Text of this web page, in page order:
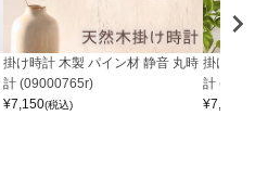
掛け時計 木製 パイン材 静音 丸時
計 (09000765r)
¥7,150(税込)
掛け時
計
¥7,150